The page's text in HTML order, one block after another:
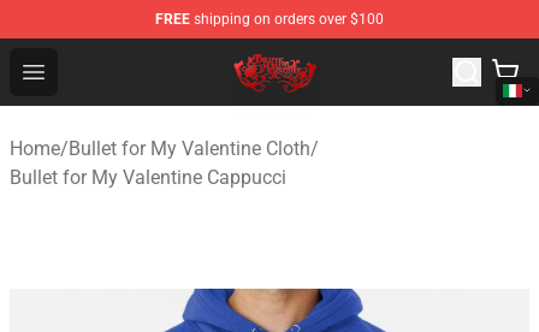
FREE shipping on orders over $100
Open menu
Bullet for My Valentine Store - Official Bullet for My
Home/Bullet for My Valentine Cloth/
Bullet for My Valentine Cappucci